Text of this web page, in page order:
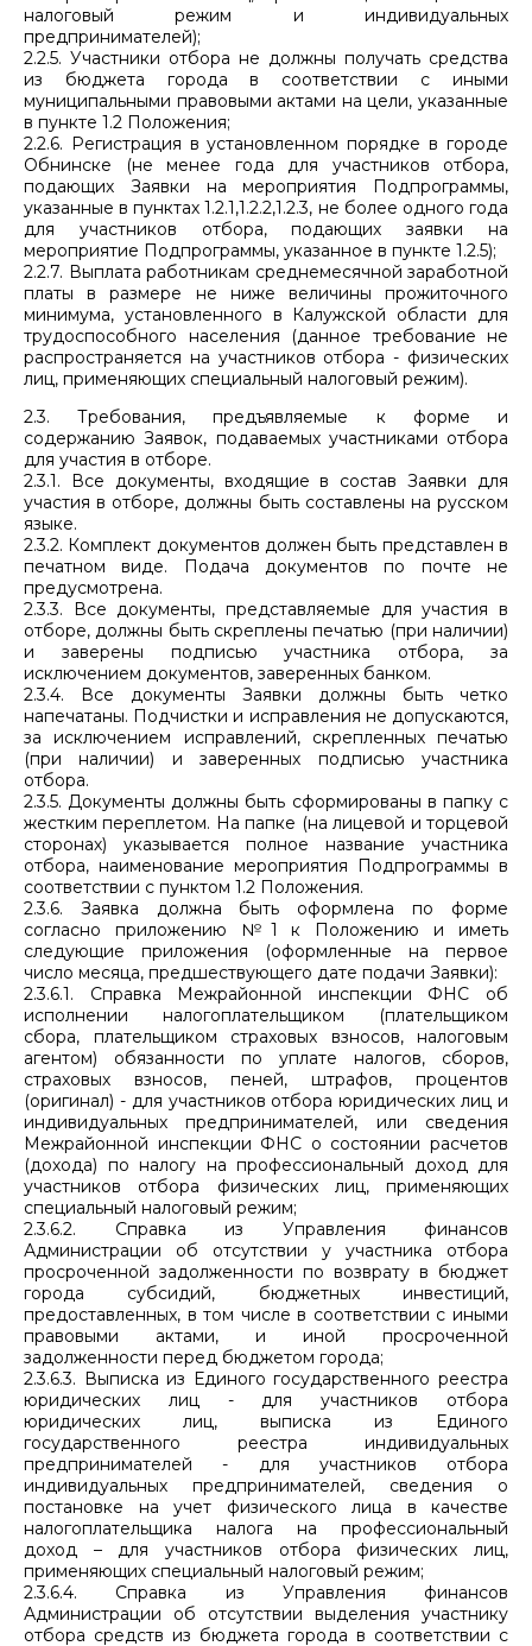
налоговый режим и индивидуальных
предпринимателей);
2.2.5. Участники отбора не должны получать средства
из бюджета города в соответствии с иными
муниципальными правовыми актами на цели, указанные
в пункте 1.2 Положения;
2.2.6. Регистрация в установленном порядке в городе
Обнинске (не менее года для участников отбора,
подающих Заявки на мероприятия Подпрограммы,
указанные в пунктах 1.2.1,1.2.2,1.2.3, не более одного года
для участников отбора, подающих заявки на
мероприятие Подпрограммы, указанное в пункте 1.2.5);
2.2.7. Выплата работникам среднемесячной заработной
платы в размере не ниже величины прожиточного
минимума, установленного в Калужской области для
трудоспособного населения (данное требование не
распространяется на участников отбора - физических
лиц, применяющих специальный налоговый режим).
2.3. Требования, предъявляемые к форме и
содержанию Заявок, подаваемых участниками отбора
для участия в отборе.
2.3.1. Все документы, входящие в состав Заявки для
участия в отборе, должны быть составлены на русском
языке.
2.3.2. Комплект документов должен быть представлен в
печатном виде. Подача документов по почте не
предусмотрена.
2.3.3. Все документы, представляемые для участия в
отборе, должны быть скреплены печатью (при наличии)
и заверены подписью участника отбора, за
исключением документов, заверенных банком.
2.3.4. Все документы Заявки должны быть четко
напечатаны. Подчистки и исправления не допускаются,
за исключением исправлений, скрепленных печатью
(при наличии) и заверенных подписью участника
отбора.
2.3.5. Документы должны быть сформированы в папку с
жестким переплетом. На папке (на лицевой и торцевой
сторонах) указывается полное название участника
отбора, наименование мероприятия Подпрограммы в
соответствии с пунктом 1.2 Положения.
2.3.6. Заявка должна быть оформлена по форме
согласно приложению №1 к Положению и иметь
следующие приложения (оформленные на первое
число месяца, предшествующего дате подачи Заявки):
2.3.6.1. Справка Межрайонной инспекции ФНС об
исполнении налогоплательщиком (плательщиком
сбора, плательщиком страховых взносов, налоговым
агентом) обязанности по уплате налогов, сборов,
страховых взносов, пеней, штрафов, процентов
(оригинал) - для участников отбора юридических лиц и
индивидуальных предпринимателей, или сведения
Межрайонной инспекции ФНС о состоянии расчетов
(дохода) по налогу на профессиональный доход для
участников отбора физических лиц, применяющих
специальный налоговый режим;
2.3.6.2. Справка из Управления финансов
Администрации об отсутствии у участника отбора
просроченной задолженности по возврату в бюджет
города субсидий, бюджетных инвестиций,
предоставленных, в том числе в соответствии с иными
правовыми актами, и иной просроченной
задолженности перед бюджетом города;
2.3.6.3. Выписка из Единого государственного реестра
юридических лиц - для участников отбора
юридических лиц, выписка из Единого
государственного реестра индивидуальных
предпринимателей - для участников отбора
индивидуальных предпринимателей, сведения о
постановке на учет физического лица в качестве
налогоплательщика налога на профессиональный
доход – для участников отбора физических лиц,
применяющих специальный налоговый режим;
2.3.6.4. Справка из Управления финансов
Администрации об отсутствии выделения участнику
отбора средств из бюджета города в соответствии с